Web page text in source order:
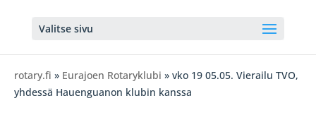
Valitse sivu
rotary.fi » Eurajoen Rotaryklubi » vko 19 05.05. Vierailu TVO,
yhdessä Hauenguanon klubin kanssa